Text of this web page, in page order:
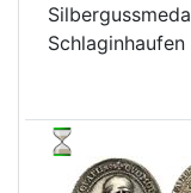
Schlaginhaufen